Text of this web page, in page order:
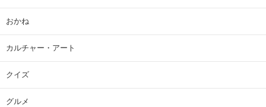
おかね
カルチャー・アート
クイズ
グルメ